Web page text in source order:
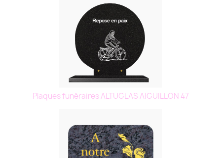
Plaques funéraires ALTUGLAS AIGUILLON 47